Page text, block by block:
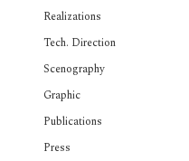
Realizations
Tech. Direction
Scenography
Graphic
Publications
Press